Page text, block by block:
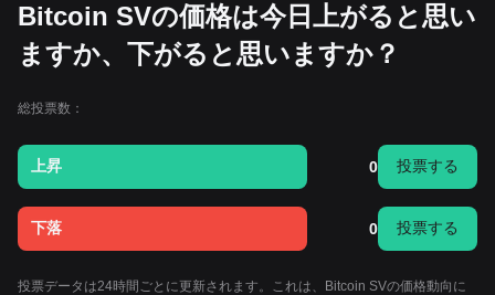
Bitcoin SVの価格は今日上がると思い
ますか、下がると思いますか？
総投票数：
上昇 0 投票する
下落 0 投票する
投票データは24時間ごとに更新されます。これは、Bitcoin SVの価格動向に